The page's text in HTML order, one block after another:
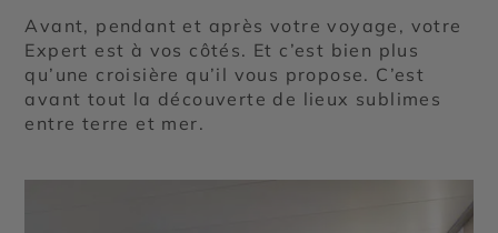
Avant, pendant et après votre voyage, votre
Expert est à vos côtés. Et c’est bien plus
qu’une croisière qu’il vous propose. C’est
avant tout la découverte de lieux sublimes
entre terre et mer.